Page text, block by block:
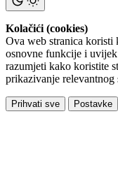
Kolačići (cookies)
Ova web stranica
osnovne funkcije i
razumjeti kako koristite
prikazivanje relevantnog
Prihvati sve Postavke